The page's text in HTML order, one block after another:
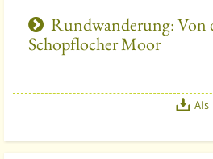
Rundwanderung: Von
Schopflocher Moor
Als